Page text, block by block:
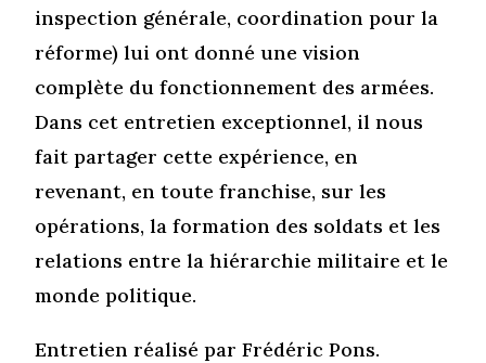
inspection générale, coordination pour la
réforme) lui ont donné une vision
complète du fonctionnement des armées.
Dans cet entretien exceptionnel, il nous
fait partager cette expérience, en
revenant, en toute franchise, sur les
opérations, la formation des soldats et les
relations entre la hiérarchie militaire et le
monde politique.
Entretien réalisé par Frédéric Pons.